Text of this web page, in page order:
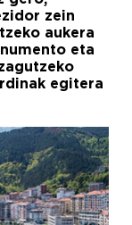
zein
aukera
eta
egitera